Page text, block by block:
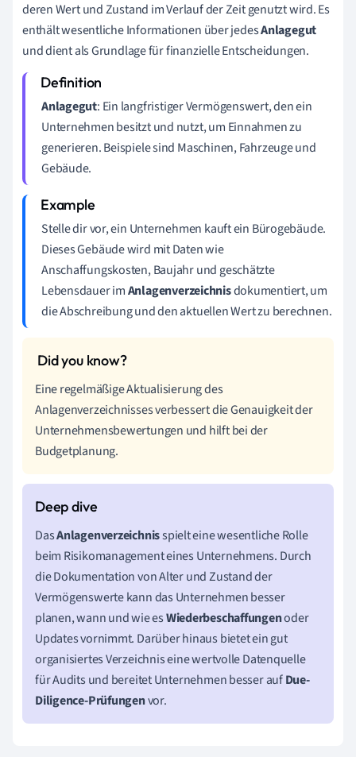
deren Wert und Zustand im Verlauf der Zeit genutzt wird. Es
enthält wesentliche Informationen über jedesAnlagegut
und dient als Grundlage für finanzielle Entscheidungen.
Anlagegut: Ein langfristiger Vermögenswert, den ein
Unternehmen besitzt und nutzt, um Einnahmen zu
generieren. Beispiele sind Maschinen, Fahrzeuge und
Gebäude.
Stelle dir vor, ein Unternehmen kauft ein Bürogebäude.
Dieses Gebäude wird mit Daten wie
Anschaffungskosten, Baujahr und geschätzte
Lebensdauer imAnlagenverzeichnisdokumentiert, um
die Abschreibung und den aktuellen Wert zu berechnen.
Eine regelmäßige Aktualisierung des
Anlagenverzeichnisses verbessert die Genauigkeit der
Unternehmensbewertungen und hilft bei der
Budgetplanung.
DasAnlagenverzeichnisspielt eine wesentliche Rolle
beim Risikomanagement eines Unternehmens. Durch
die Dokumentation von Alter und Zustand der
Vermögenswerte kann das Unternehmen besser
planen, wann und wie esWiederbeschaffungenoder
Updates vornimmt. Darüber hinaus bietet ein gut
organisiertes Verzeichnis eine wertvolle Datenquelle
für Audits und bereitet Unternehmen besser aufDue-
Diligence-Prüfungenvor.